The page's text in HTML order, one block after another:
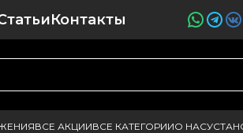
Контакты
ВСЕ АКЦИИВСЕ КАТЕГОРИИО НАС